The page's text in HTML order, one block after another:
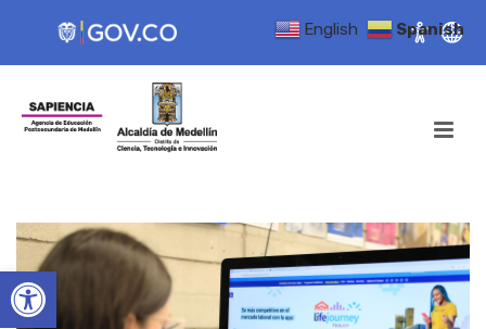
Open toolbar
English Spanish